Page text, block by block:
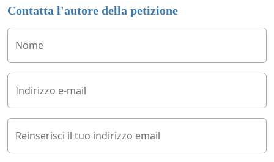
Contatta l'autore della petizione
Nome
Indirizzo e-mail
Reinserisci il tuo indirizzo email